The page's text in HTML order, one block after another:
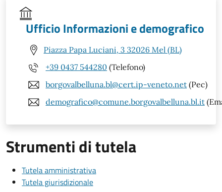
Ufficio Informazioni e demografico
Piazza Papa Luciani, 3 32026 Mel (BL)
+39 0437 544280 (Telefono)
borgovalbelluna.bl@cert.ip-veneto.net (Pec)
demografico@comune.borgovalbelluna.bl.it
Strumenti di tutela
Tutela amministrativa
Tutela giurisdizionale